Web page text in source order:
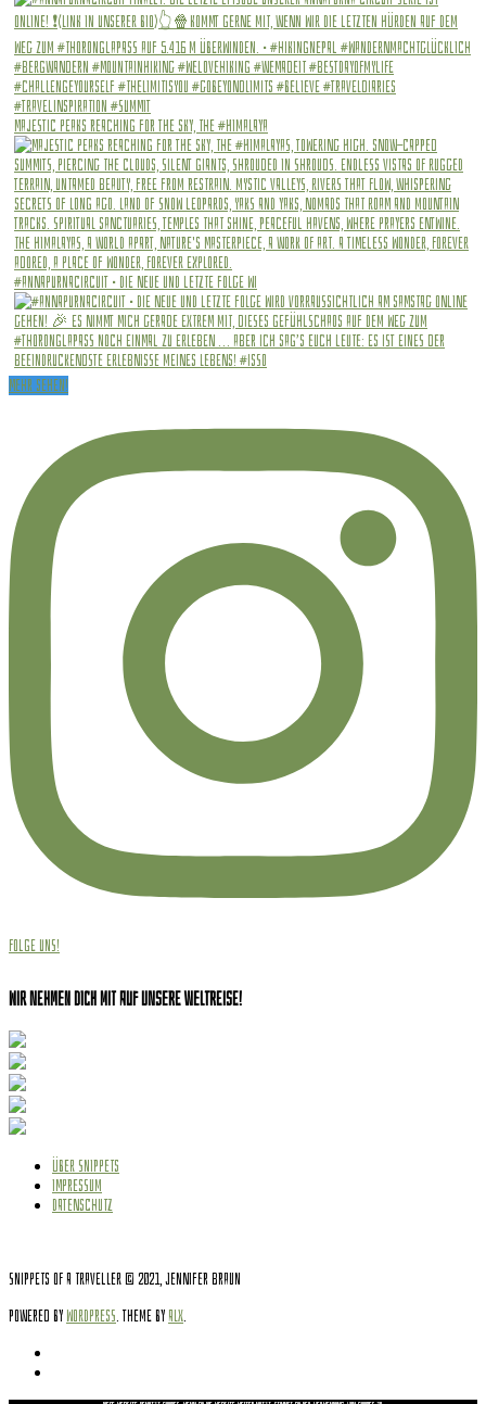
Majestic peaks reaching for the sky, The #Himalaya
#annapurnacircuit • Die Neue und letzte Folge wi
Mehr sehen!
Folge uns!
Wir nehmen dich mit auf unsere Weltreise!
ÜBER SNIPPETS
IMPRESSUM
DATENSCHUTZ
Snippets of a Traveller © 2021, Jennifer Braun
Powered by WordPress. Theme by Alx.